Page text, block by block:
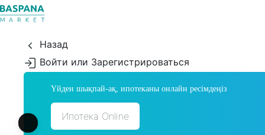
Назад
Войти или Зарегистрироваться
Үйден шықпай-ақ, ипотеканы онлайн ресімдеңіз
Ипотека Online